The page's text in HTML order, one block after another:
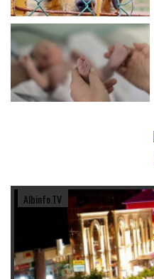
Albinfo.TV